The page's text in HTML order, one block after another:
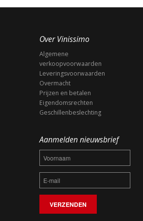
Over Vinissimo
Algemene
verkoopvoorwaarden
Leveringsvoorwaarden
Overmacht
Prijzen en betalen
Eigendomsrechten
Geschillenbeslechting
Aanmelden nieuwsbrief